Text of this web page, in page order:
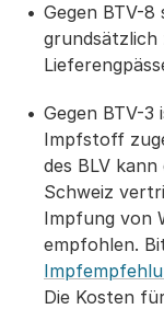
Gegen BTV-
grundsätzlich
Gegen BTV-
Impfstoff
des BLV
Schweiz
Impfung von
empfohlen.
Die Kosten